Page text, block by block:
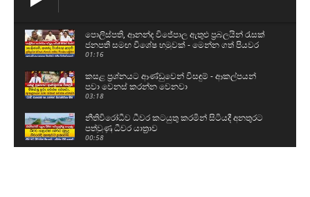
පොලිස්පති, ආනන්ද විජේපාල ඇතුළු ප්‍රබලයින් රැසක්
ජනපති සමඟ විශේෂ හමුවක් - මෙන්න ගත් පියවර
01:16
කසළ ප්‍රශ්නයට ආණ්ඩුවෙන් විසඳුම් - ආකල්පයන්
පවා වෙනස් කරන්න වෙනවා
03:18
නීතිවිරෝධීව ධීවර කටයුතු කරමින් සිටියදී අනතුරට
පත්වුණු ධීවර යාත්‍රාව
00:58